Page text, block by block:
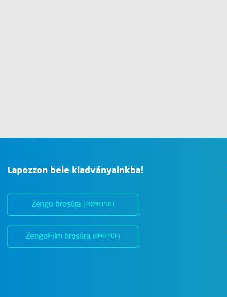
Lapozzon bele kiadványainkba!
Zengo brosúra (20MB PDF)
ZengoFilm brosúra (8MB PDF)